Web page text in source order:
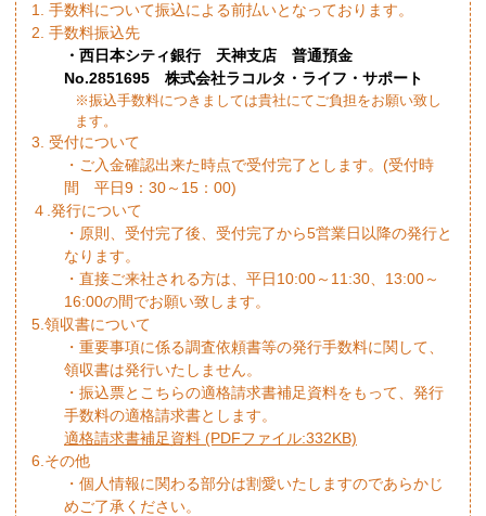
1. 手数料について振込による前払いとなっております。
2. 手数料振込先
・西日本シティ銀行 天神支店 普通預金
No.2851695 株式会社ラコルタ・ライフ・サポート
※振込手数料につきましては貴社にてご負担をお願い致し
ます。
3. 受付について
・ご入金確認出来た時点で受付完了とします。(受付時
間 平日9：30～15：00)
４.発行について
・原則、受付完了後、受付完了から5営業日以降の発行と
なります。
・直接ご来社される方は、平日10:00～11:30、13:00～
16:00の間でお願い致します。
5.領収書について
・重要事項に係る調査依頼書等の発行手数料に関して、
領収書は発行いたしません。
・振込票とこちらの適格請求書補足資料をもって、発行
手数料の適格請求書とします。
適格請求書補足資料 (PDFファイル:332KB)
6.その他
・個人情報に関わる部分は割愛いたしますのであらかじ
めご了承ください。